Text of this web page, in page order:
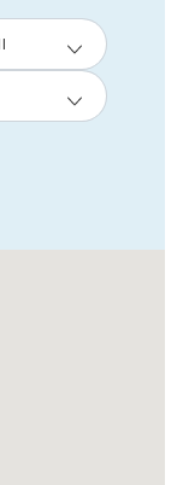
dei
illumina gli
che
Sassi
di
è il
ancora
grotte,
dello
la
tipi: